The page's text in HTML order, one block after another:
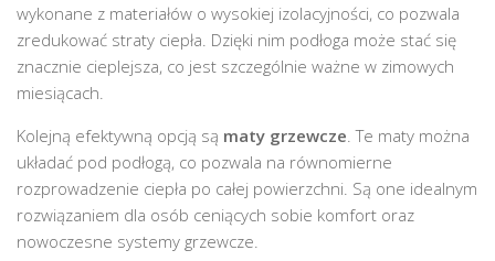
wykonane z materiałów o wysokiej izolacyjności, co pozwala
zredukować straty ciepła. Dzięki nim podłoga może stać się
znacznie cieplejsza, co jest szczególnie ważne w zimowych
miesiącach.
Kolejną efektywną opcją są maty grzewcze . Te maty można
układać pod podłogą, co pozwala na równomierne
rozprowadzenie ciepła po całej powierzchni. Są one idealnym
rozwiązaniem dla osób ceniących sobie komfort oraz
nowoczesne systemy grzewcze.